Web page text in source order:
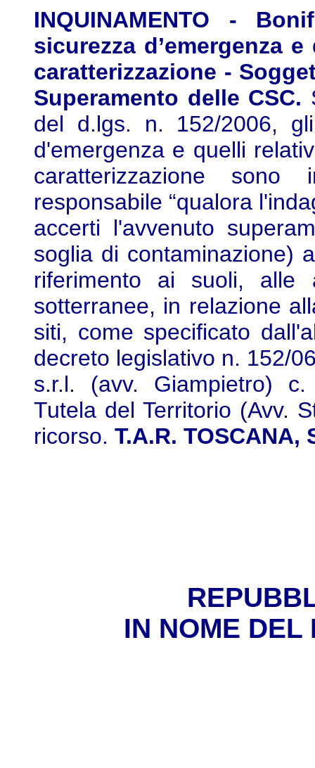
INQUINAMENTO -
sicurezza d’emergenza
caratterizzazione -
Superamento delle CSC.
del d.lgs. n. 152/2006,
d'emergenza e quelli
caratterizzazione
responsabile “qualora
accerti l'avvenuto
soglia di contaminazione)
riferimento ai suoli, alle
sotterranee, in relazione
siti, come specificato
decreto legislativo n. 152/
s.r.l. (avv. Giampietro)
Tutela del Territorio (Avv.
ricorso. T.A.R. TOSCANA,
IN NOME DEL